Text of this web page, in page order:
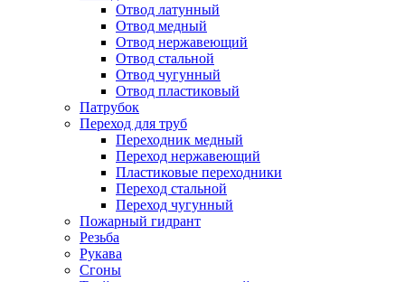
Отвод латунный
Отвод медный
Отвод нержавеющий
Отвод стальной
Отвод чугунный
Отвод пластиковый
Патрубок
Переход для труб
Переходник медный
Переход нержавеющий
Пластиковые переходники
Переход стальной
Переход чугунный
Пожарный гидрант
Резьба
Рукава
Сгоны